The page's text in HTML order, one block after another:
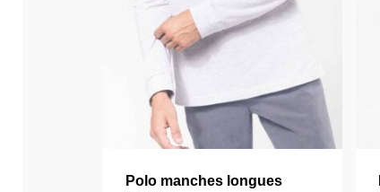
Polo manches longues